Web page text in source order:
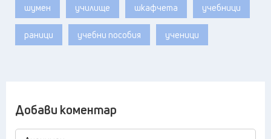
шумен училище шкафчета учебници
раници учебни пособия ученици
Добави коментар